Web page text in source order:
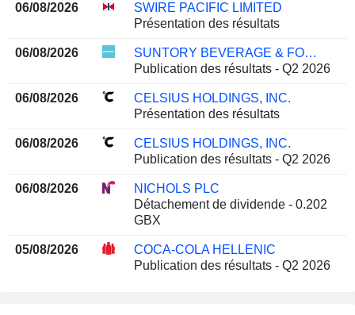
06/08/2026
SWIRE PACIFIC LIMITED
Présentation des résultats
06/08/2026
SUNTORY BEVERAGE & FOOD LIMITED
Publication des résultats - Q2 2026
06/08/2026
CELSIUS HOLDINGS, INC.
Présentation des résultats
06/08/2026
CELSIUS HOLDINGS, INC.
Publication des résultats - Q2 2026
06/08/2026
NICHOLS PLC
Détachement de dividende - 0.202
GBX
05/08/2026
COCA-COLA HELLENIC
Publication des résultats - Q2 2026